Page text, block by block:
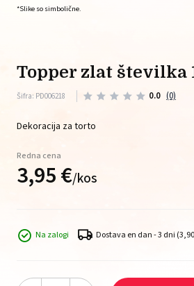
*Slike so simbolične.
topper zlat številka
Šifra: PD006218 0.0 (0)
Dekoracija za torto
Redna cena
3,95€/kos
Na zalogi Dostava en dan - 3 dni